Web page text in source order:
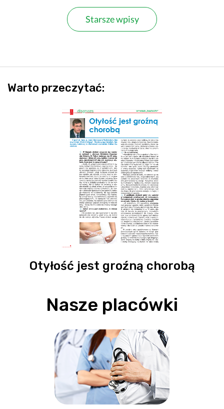
Starsze wpisy
Warto przeczytać:
Otyłość jest groźną chorobą
Nasze placówki